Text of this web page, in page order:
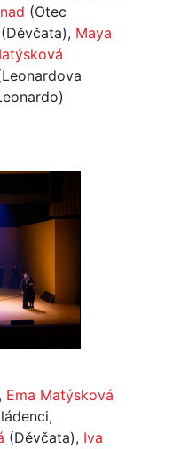
(Otec
(Děvčata), Maya
Ema Matýsková
(Děvčata), Iva